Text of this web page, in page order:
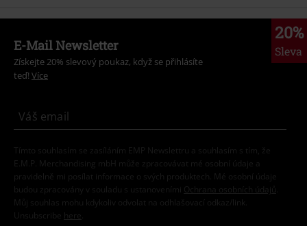
20%
Sleva
E-Mail Newsletter
Získejte 20% slevový poukaz, když se přihlásíte
teď! Více
Tímto souhlasím se zasíláním EMP Newslettru a souhlasím s tím, že
E.M.P. Merchandising mbH může zpracovávat mé osobní údaje a
pravidelně mi posílat informace o svých produktech. Mé osobní údaje
budou zpracovány v souladu s ustanoveními
Ochrana osobních údajů
Můj souhlas mohu kdykoliv odvolat na odhlašovací odkaz/link.
Unsubscribe here